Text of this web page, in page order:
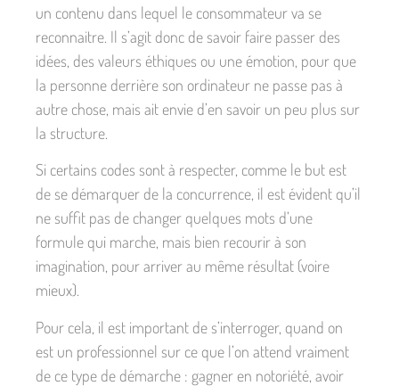
un contenu dans lequel le consommateur va se
reconnaitre. Il s’agit donc de savoir faire passer des
idées, des valeurs éthiques ou une émotion, pour que
la personne derrière son ordinateur ne passe pas à
autre chose, mais ait envie d’en savoir un peu plus sur
la structure.
Si certains codes sont à respecter, comme le but est
de se démarquer de la concurrence, il est évident qu’il
ne suffit pas de changer quelques mots d’une
formule qui marche, mais bien recourir à son
imagination, pour arriver au même résultat (voire
mieux).
Pour cela, il est important de s’interroger, quand on
est un professionnel sur ce que l’on attend vraiment
de ce type de démarche : gagner en notoriété, avoir